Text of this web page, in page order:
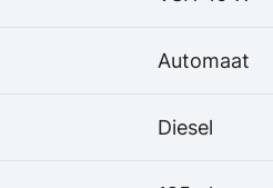
Automaat
Diesel